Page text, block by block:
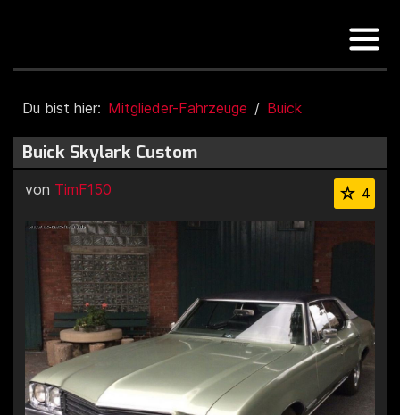
Du bist hier: Mitglieder-Fahrzeuge Buick
Buick Skylark Custom
4
von TimF150